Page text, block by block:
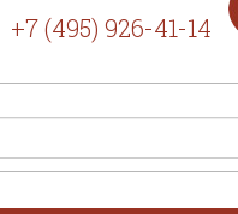
+7 (495) 926-41-14